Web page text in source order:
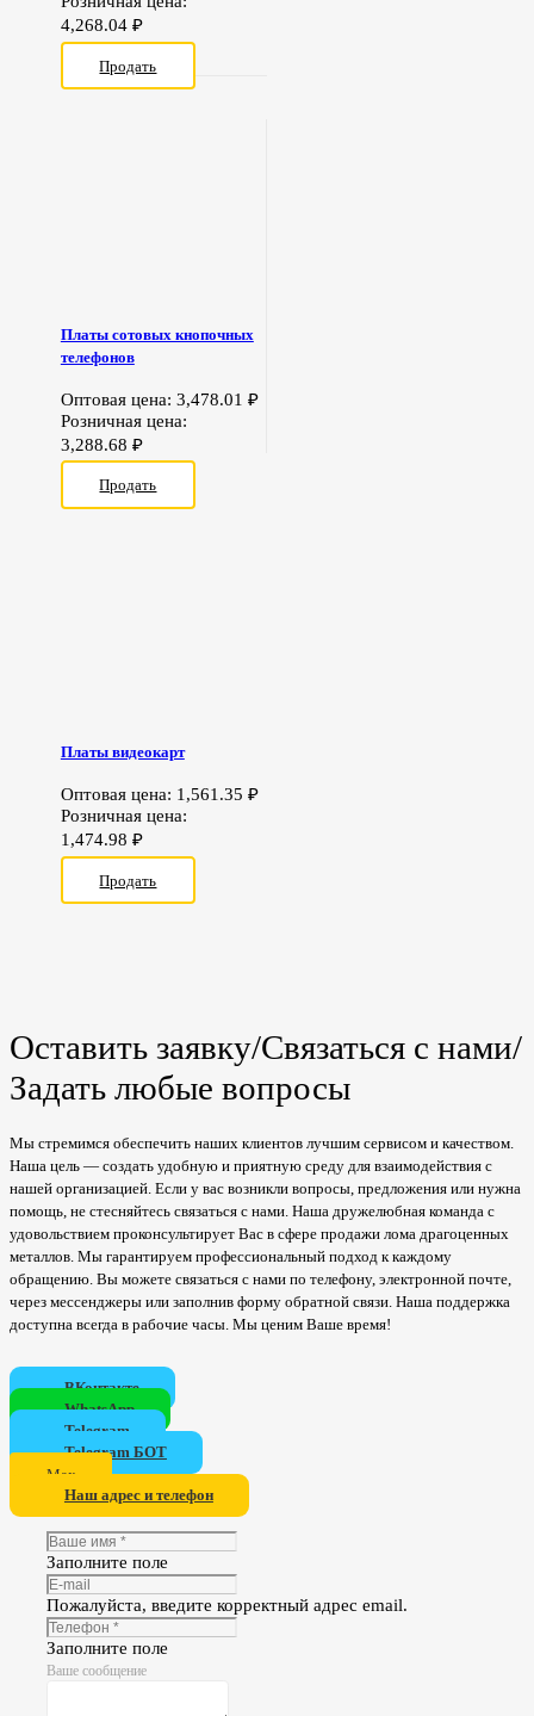
4,268.04 ₽
Продать
Платы сотовых кнопочных
телефонов
Оптовая цена: 3,478.01 ₽
Розничная цена:
3,288.68 ₽
Продать
Платы видеокарт
Оптовая цена: 1,561.35 ₽
Розничная цена:
1,474.98 ₽
Продать
Оставить заявку/Связаться с нами/
Задать любые вопросы
Мы стремимся обеспечить наших клиентов лучшим сервисом и качеством.
Наша цель — создать удобную и приятную среду для взаимодействия с
нашей организацией. Если у вас возникли вопросы, предложения или нужна
помощь, не стесняйтесь связаться с нами. Наша дружелюбная команда с
удовольствием проконсультирует Вас в сфере продажи лома драгоценных
металлов. Мы гарантируем профессиональный подход к каждому
обращению. Вы можете связаться с нами по телефону, электронной почте,
через мессенджеры или заполнив форму обратной связи. Наша поддержка
доступна всегда в рабочие часы. Мы ценим Ваше время!
ВКонтакте
WhatsApp
Telegram
Telegram БОТ
Мах
Наш адрес и телефон
Заполните поле
Пожалуйста, введите корректный адрес email.
Заполните поле
Ваше сообщение